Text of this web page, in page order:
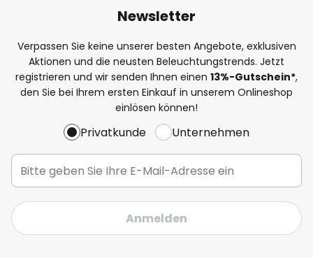
Newsletter
Verpassen Sie keine unserer besten Angebote, exklusiven
Aktionen und die neusten Beleuchtungstrends. Jetzt
registrieren und wir senden Ihnen einen 13%-Gutschein*,
den Sie bei Ihrem ersten Einkauf in unserem Onlineshop
einlösen können!
Privatkunde Unternehmen
Anmelden